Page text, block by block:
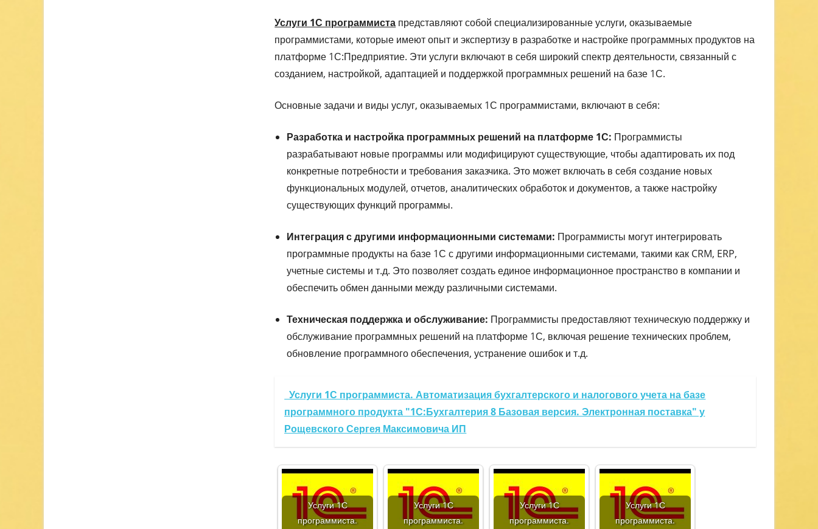
Услуги 1С программиста представляют собой специализированные услуги, оказываемые
программистами, которые имеют опыт и экспертизу в разработке и настройке программных продуктов на
платформе 1С:Предприятие. Эти услуги включают в себя широкий спектр деятельности, связанный с
созданием, настройкой, адаптацией и поддержкой программных решений на базе 1С.
Основные задачи и виды услуг, оказываемых 1С программистами, включают в себя:
Разработка и настройка программных решений на платформе 1С: Программисты
разрабатывают новые программы или модифицируют существующие, чтобы адаптировать их под
конкретные потребности и требования заказчика. Это может включать в себя создание новых
функциональных модулей, отчетов, аналитических обработок и документов, а также настройку
существующих функций программы.
Интеграция с другими информационными системами: Программисты могут интегрировать
программные продукты на базе 1С с другими информационными системами, такими как CRM, ERP,
учетные системы и т.д. Это позволяет создать единое информационное пространство в компании и
обеспечить обмен данными между различными системами.
Техническая поддержка и обслуживание: Программисты предоставляют техническую поддержку и
обслуживание программных решений на платформе 1С, включая решение технических проблем,
обновление программного обеспечения, устранение ошибок и т.д.
Услуги 1С программиста. Автоматизация бухгалтерского и налогового учета на базе
программного продукта "1С:Бухгалтерия 8 Базовая версия. Электронная поставка" у
Рощевского Сергея Максимовича ИП
Услуги 1С
программиста.
Услуги 1С
программиста.
Услуги 1С
программиста.
Услуги 1С
программиста.